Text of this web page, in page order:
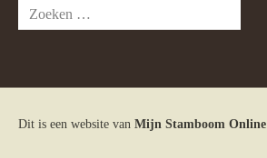
Zoeken
naar:
Dit is een website van Mijn Stamboom Online